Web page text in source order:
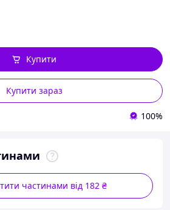
Купити зараз
Купити
100%
частинами від 182 ₴